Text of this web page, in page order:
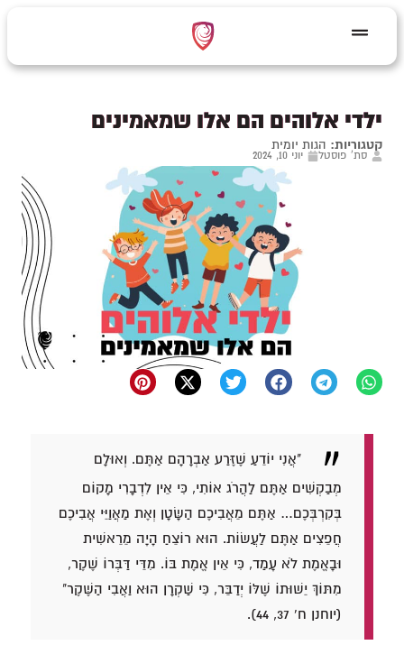
ילדי אלוהים הם אלו שמאמינים
קטגוריות: הגות יומית
סת' פוסטל יוני 10, 2024
"אֲנִי יוֹדֵעַ שֶׁזֶּרַע אַבְרָהָם אַתֶּם. וְאוּלָם
מְבַקְשִׁים אַתֶּם לַהֲרֹג אוֹתִי, כִּי אֵין לִדְבָרִי מָקוֹם
בְּקִרְבְּכֶם… אַתֶּם מֵאֲבִיכֶם הַשָּׂטָן וְאֶת מַאֲוַיֵּי אֲבִיכֶם
חֲפֵצִים אַתֶּם לַעֲשׂוֹת. הוּא רוֹצֵחַ הָיָה מֵרֵאשִׁית
וּבָאֱמֶת לֹא עָמַד, כִּי אֵין אֱמֶת בּוֹ. מִדֵּי דַּבְּרוֹ שֶׁקֶר,
מִתּוֹךְ יֵשׁוּתוֹ שֶׁלּוֹ יְדַבֵּר, כִּי שַׁקְרָן הוּא וַאֲבִי הַשֶּׁקֶר"
(יוחנן ח' 37, 44).